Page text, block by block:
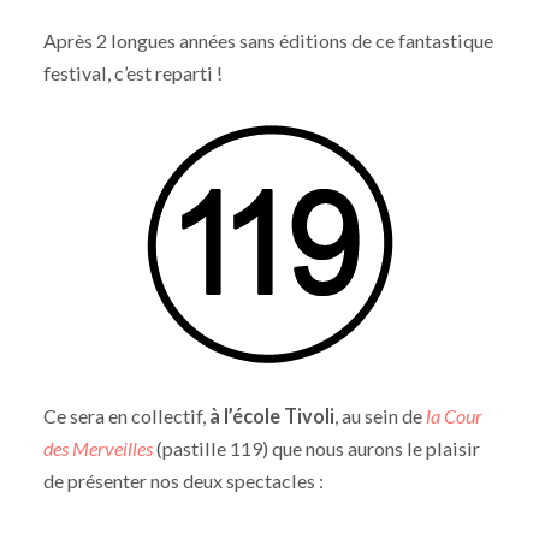
Après 2 longues années sans éditions de ce fantastique
festival, c’est reparti !
Ce sera en collectif, à l’école Tivoli, au sein de la Cour
des Merveilles(pastille 119) que nous aurons le plaisir
de présenter nos deux spectacles :